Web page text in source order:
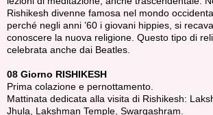
Rishikesh divenne famosa nel mondo
perché negli anni ’60 i giovani hippies, si
conoscere la nuova religione. Questo tipo di
celebrata anche dai Beatles.
08 Giorno RISHIKESH
Prima colazione e pernottamento.
Mattinata dedicata alla visita di Rishikesh:
Jhula, Lakshman Temple, Swargashram.